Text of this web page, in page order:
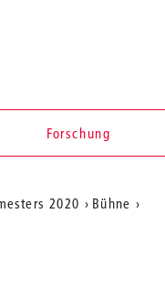
Forschung
2020 Bühne